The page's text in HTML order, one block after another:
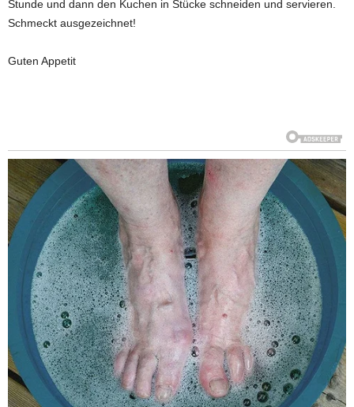
Stunde und dann den Kuchen in Stücke schneiden und servieren.
Schmeckt ausgezeichnet!
Guten Appetit